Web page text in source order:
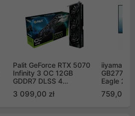
Palit GeForce RTX 5070
Infinity 3 OC 12GB
GDDR7 DLSS 4
GB2050S)
3 099,00 zł
iiyama G-
Eagle 27"
759,00 zł